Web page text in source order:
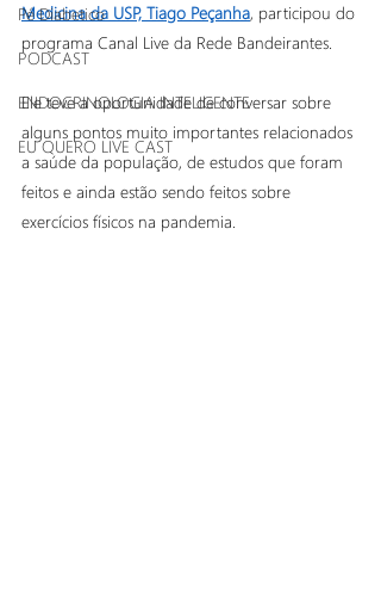
Pé Diabetico
PODCAST
ENDOCRINOLOGIA INTELIGENTE
EU QUERO LIVE CAST
Medicina da USP, Tiago Peçanha, participou do
programa Canal Live da Rede Bandeirantes.
Ele teve a oportunidade de conversar sobre
alguns pontos muito importantes relacionados
a saúde da população, de estudos que foram
feitos e ainda estão sendo feitos sobre
exercícios físicos na pandemia.